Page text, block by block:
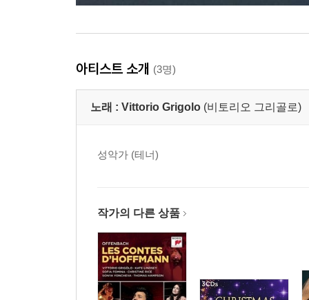
아티스트 소개 (3명)
노래 : Vittorio Grigolo (비토리오 그리골로)
성악가 (테너)
작가의 다른 상품